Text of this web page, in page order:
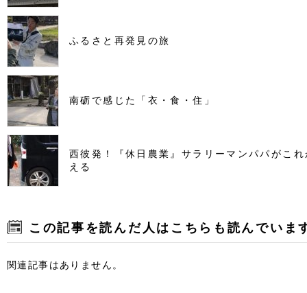
ふるさと再発見の旅
南砺で感じた「衣・食・住」
西彼発！『休日農業』サラリーマンパパがこ
える
この記事を読んだ人はこちらも読んでいま
関連記事はありません。